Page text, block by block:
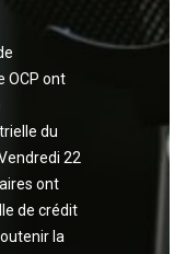
OCP ont
du
22
ont
de crédit
la